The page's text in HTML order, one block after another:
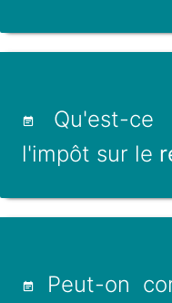
Qu'est-
l'impôt sur le
Peut-on